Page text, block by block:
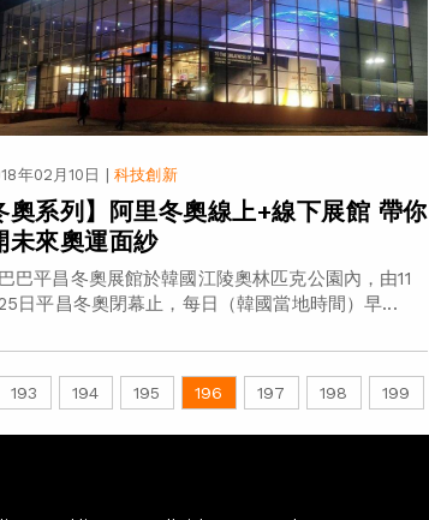
年02月10日 | 科技創新
奧系列】阿里冬奧線上+線下展館 帶你
未來奧運面紗
巴平昌冬奧展館於韓國江陵奧林匹克公園內，由11
日平昌冬奧閉幕止，每日（韓國當地時間）早...
193 194 195 196 197 198 199